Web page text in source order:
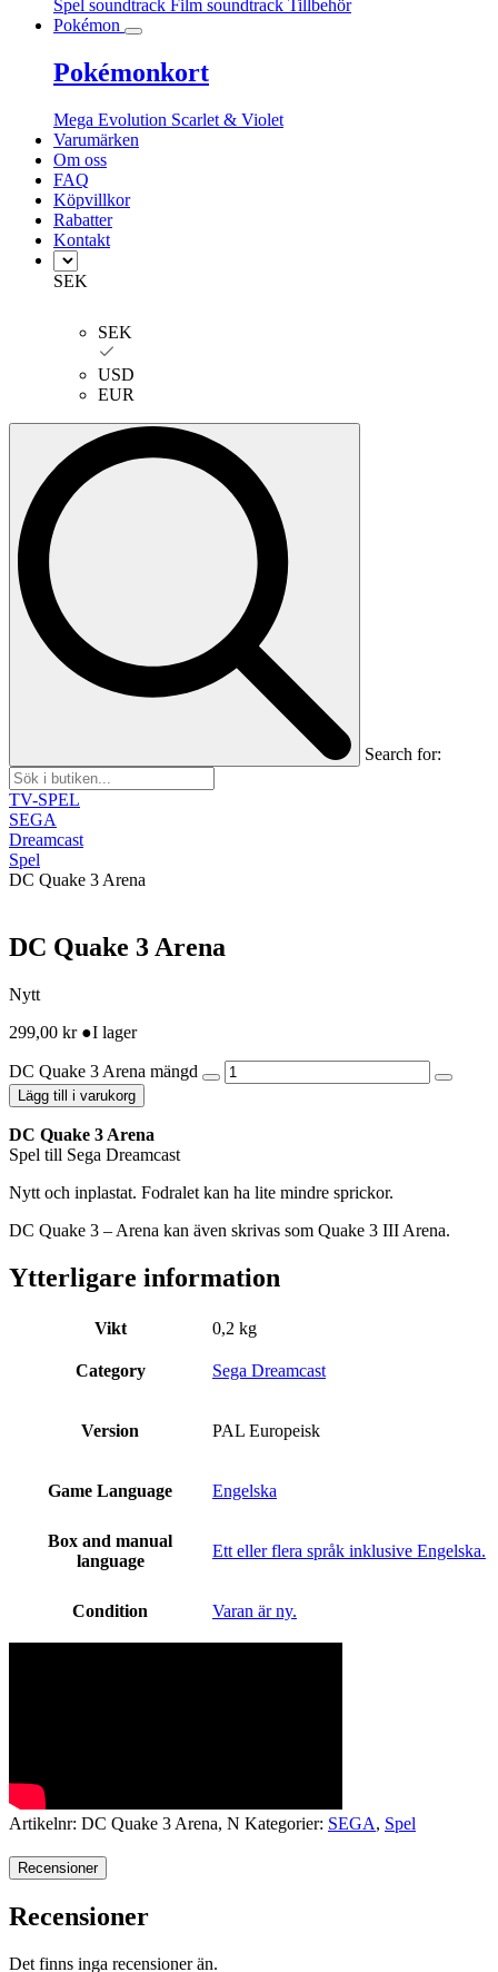
Spel soundtrack Film soundtrack Tillbehör
Pokémon
Pokémonkort
Mega Evolution Scarlet & Violet
Varumärken
Om oss
FAQ
Köpvillkor
Rabatter
Kontakt
SEK
SEK
USD
EUR
Search for:
TV-SPEL
SEGA
Dreamcast
Spel
DC Quake 3 Arena
DC Quake 3 Arena
Nytt
299,00 kr ●I lager
DC Quake 3 Arena mängd
Lägg till i varukorg
DC Quake 3 Arena
Spel till Sega Dreamcast
Nytt och inplastat. Fodralet kan ha lite mindre sprickor.
DC Quake 3 – Arena kan även skrivas som Quake 3 III Arena.
Ytterligare information
Vikt 0,2 kg
Category Sega Dreamcast
Version PAL Europeisk
Game Language Engelska
Box and manual
language
Ett eller flera språk inklusive Engelska.
Condition Varan är ny.
Artikelnr: DC Quake 3 Arena, N Kategorier: SEGA, Spel
Recensioner
Recensioner
Det finns inga recensioner än.